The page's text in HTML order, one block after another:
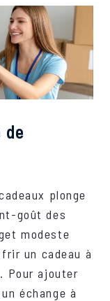
de
plonge
goût des
modeste
un cadeau à
Pour ajouter
échange à